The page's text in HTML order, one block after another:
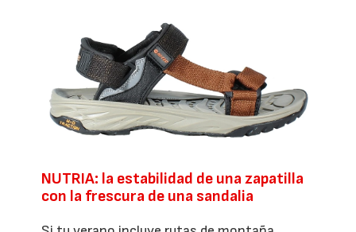
NUTRIA: la estabilidad de una zapatilla
con la frescura de una sandalia